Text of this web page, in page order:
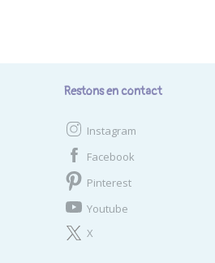
Restons en contact
Instagram
Facebook
Pinterest
Youtube
X